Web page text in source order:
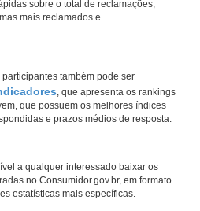
sobre o total de reclamações,
mais reclamados e
também pode ser
, que apresenta os rankings
que possuem os melhores índices
e prazos médios de resposta.
a qualquer interessado baixar os
no Consumidor.gov.br, em formato
estatísticas mais específicas.